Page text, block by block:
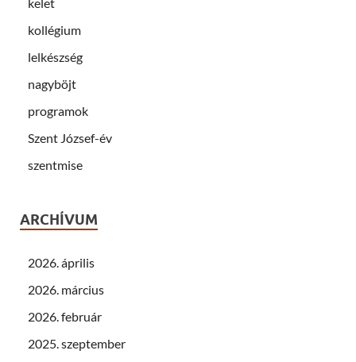
kollégium
lelkészség
nagyböjt
programok
Szent József-év
szentmise
ARCHÍVUM
2026. április
2026. március
2026. február
2025. szeptember